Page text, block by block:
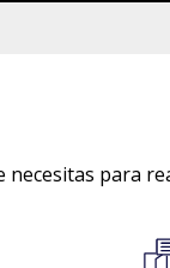
para